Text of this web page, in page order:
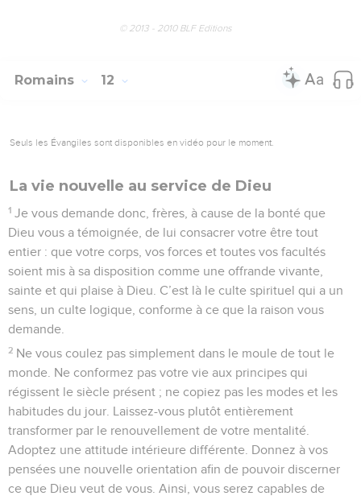
© 2013 - 2010 BLF Editions
Romains 12
Seuls les Évangiles sont disponibles en vidéo pour le moment.
La vie nouvelle au service de Dieu
1 Je vous demande donc, frères, à cause de la bonté que
Dieu vous a témoignée, de lui consacrer votre être tout
entier : que votre corps, vos forces et toutes vos facultés
soient mis à sa disposition comme une offrande vivante,
sainte et qui plaise à Dieu. C’est là le culte spirituel qui a un
sens, un culte logique, conforme à ce que la raison vous
demande.
2 Ne vous coulez pas simplement dans le moule de tout le
monde. Ne conformez pas votre vie aux principes qui
régissent le siècle présent ; ne copiez pas les modes et les
habitudes du jour. Laissez-vous plutôt entièrement
transformer par le renouvellement de votre mentalité.
Adoptez une attitude intérieure différente. Donnez à vos
pensées une nouvelle orientation afin de pouvoir discerner
ce que Dieu veut de vous. Ainsi, vous serez capables de